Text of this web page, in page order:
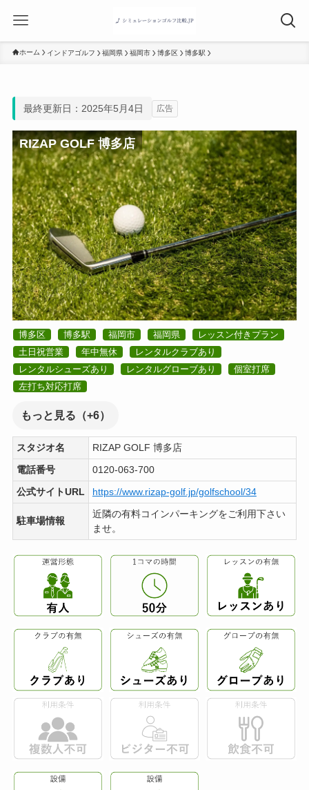
ホーム インドアゴルフ 福岡県 福岡市 博多区 博多駅
最終更新日：2025年5月4日 広告
RIZAP GOLF 博多店
博多区 博多駅 福岡市 福岡県
レッスン付きプラン
土日祝営業
年中無休
レンタルクラブあり
レンタルシューズあり
レンタルグローブあり
個室打席
左打ち対応打席
もっと見る（+6）
スタジオ名 RIZAP GOLF 博多店
電話番号 0120-063-700
公式サイトURL https://www.rizap-golf.jp/golfschool/34
駐車場情報
近隣の有料コインパーキングをご利用下さい
ませ。